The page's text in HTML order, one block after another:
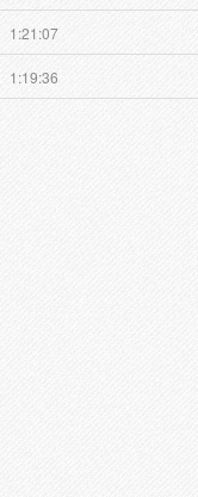
1:21:07
1:19:36